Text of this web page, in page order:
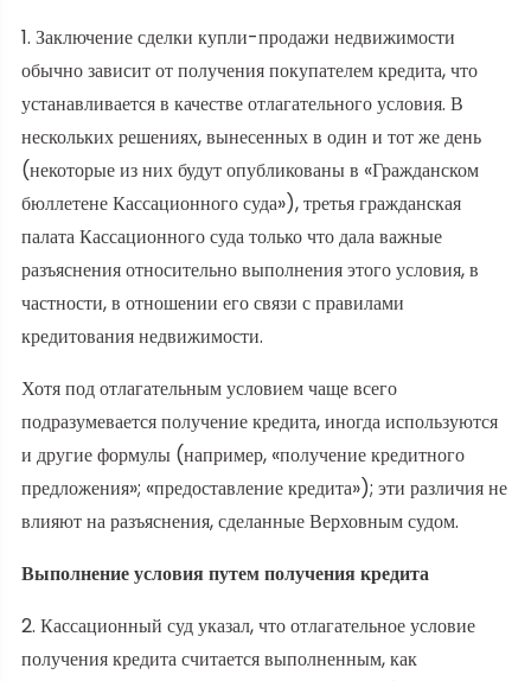
1. Заключение сделки купли-продажи недвижимости
обычно зависит от получения покупателем кредита, что
устанавливается в качестве отлагательного условия. В
нескольких решениях, вынесенных в один и тот же день
(некоторые из них будут опубликованы в «Гражданском
бюллетене Кассационного суда»), третья гражданская
палата Кассационного суда только что дала важные
разъяснения относительно выполнения этого условия, в
частности, в отношении его связи с правилами
кредитования недвижимости.
Хотя под отлагательным условием чаще всего
подразумевается получение кредита, иногда используются
и другие формулы (например, «получение кредитного
предложения»; «предоставление кредита»); эти различия не
влияют на разъяснения, сделанные Верховным судом.
Выполнение условия путем получения кредита
2. Кассационный суд указал, что отлагательное условие
получения кредита считается выполненным, как